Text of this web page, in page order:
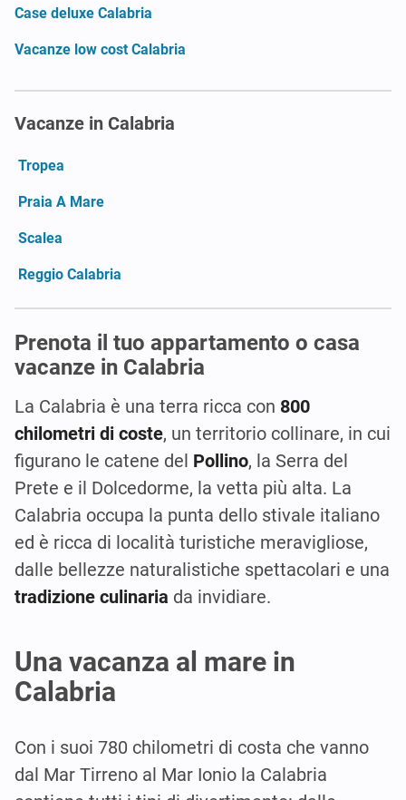
Case deluxe Calabria
Vacanze low cost Calabria
Vacanze in Calabria
Tropea
Praia A Mare
Scalea
Reggio Calabria
Prenota il tuo appartamento o casa
vacanze in Calabria
La Calabria è una terra ricca con 800
chilometri di coste, un territorio collinare, in cui
figurano le catene del Pollino, la Serra del
Prete e il Dolcedorme, la vetta più alta. La
Calabria occupa la punta dello stivale italiano
ed è ricca di località turistiche meravigliose,
dalle bellezze naturalistiche spettacolari e una
tradizione culinaria da invidiare.
Una vacanza al mare in
Calabria
Con i suoi 780 chilometri di costa che vanno
dal Mar Tirreno al Mar Ionio la Calabria